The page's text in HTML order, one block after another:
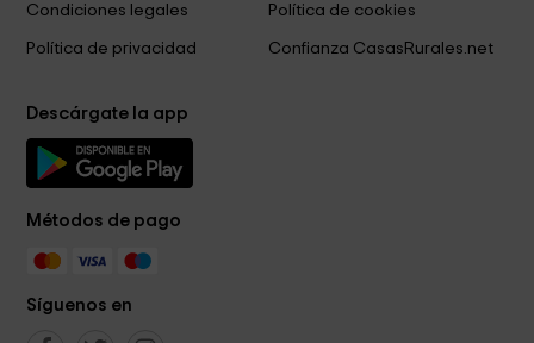
Condiciones legales
Política de cookies
Política de privacidad Confianza CasasRurales.net
Descárgate la app
Métodos de pago
Síguenos en